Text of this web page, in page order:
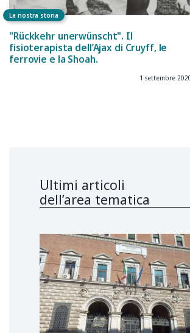
La nostra storia
"Rückkehr unerwünscht". Il
fisioterapista dell’Ajax di Cruyff, le
ferrovie e la Shoah.
1 settembre
Ultimi articoli
dell’area tematica